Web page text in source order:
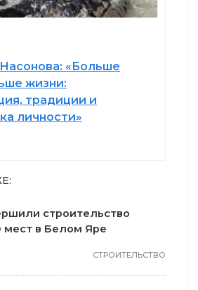
«Больше
жизни:
традиции и
личности»
строительство
мест в Белом Яре
СТРОИТЕЛЬСТВО